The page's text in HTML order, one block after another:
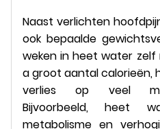
Naast verlichten
ook bepaalde
weken in heet water
a groot aantal calorieën,
verlies op veel
Bijvoorbeeld, heet
metabolisme en